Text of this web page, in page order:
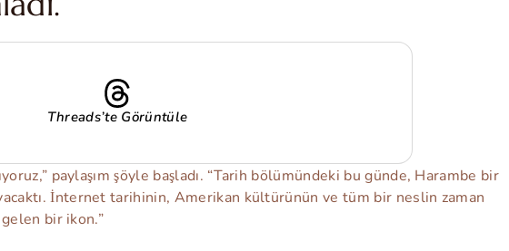
Threads’te Görüntüle
paylaşım şöyle başladı. “Tarih bölümündeki bu günde, Harambe bir
İnternet tarihinin, Amerikan kültürünün ve tüm bir neslin zaman
bir ikon.”